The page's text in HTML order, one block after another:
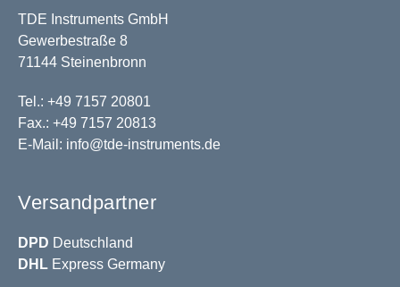
TDE Instruments GmbH
Gewerbestraße 8
71144 Steinenbronn
Tel.: +49 7157 20801
Fax.: +49 7157 20813
E-Mail: info@tde-instruments.de
Versandpartner
DPD Deutschland
DHL Express Germany